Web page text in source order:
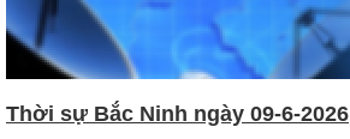
Thời sự Bắc Ninh ngày 09-6-2026